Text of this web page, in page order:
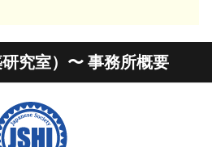
究室）〜 事務所概要